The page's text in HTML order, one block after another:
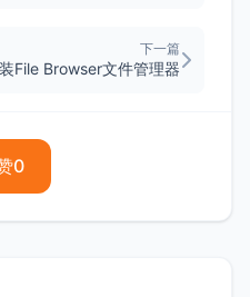
下一篇
File Browser文件管理器
0